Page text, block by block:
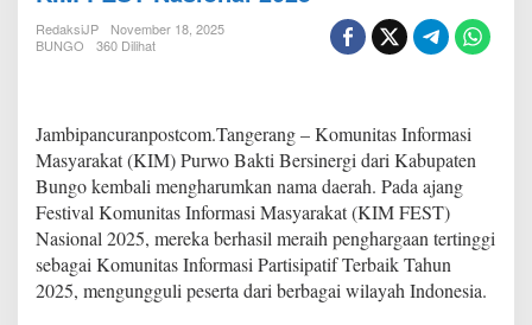
w
o
t
i
B
e
r
s
i
n
e
RedaksiJP
November 18, 2025
BUNGO
360 Dilihat
Jambipancuranpostcom.Tangerang – Komunitas Informasi
Masyarakat (KIM) Purwo Bakti Bersinergi dari Kabupaten
Bungo kembali mengharumkan nama daerah. Pada ajang
Festival Komunitas Informasi Masyarakat (KIM FEST)
Nasional 2025, mereka berhasil meraih penghargaan tertinggi
sebagai Komunitas Informasi Partisipatif Terbaik Tahun
2025, mengungguli peserta dari berbagai wilayah Indonesia.